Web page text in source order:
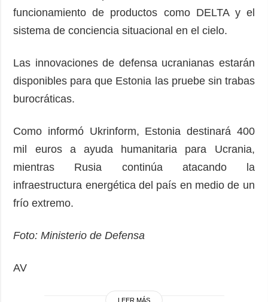
funcionamiento de productos como DELTA y el
sistema de conciencia situacional en el cielo.
Las innovaciones de defensa ucranianas estarán
disponibles para que Estonia las pruebe sin trabas
burocráticas.
Como informó Ukrinform, Estonia destinará 400
mil euros a ayuda humanitaria para Ucrania,
mientras Rusia continúa atacando la
infraestructura energética del país en medio de un
frío extremo.
Foto: Ministerio de Defensa
AV
LEER MÁS